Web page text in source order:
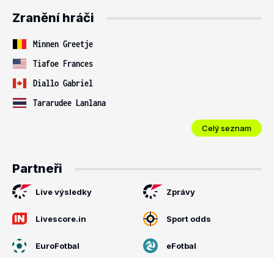
Zranění hráči
Minnen Greetje
Tiafoe Frances
Diallo Gabriel
Tararudee Lanlana
Celý seznam
Partneři
Live výsledky Zprávy
Livescore.in Sport odds
EuroFotbal eFotbal